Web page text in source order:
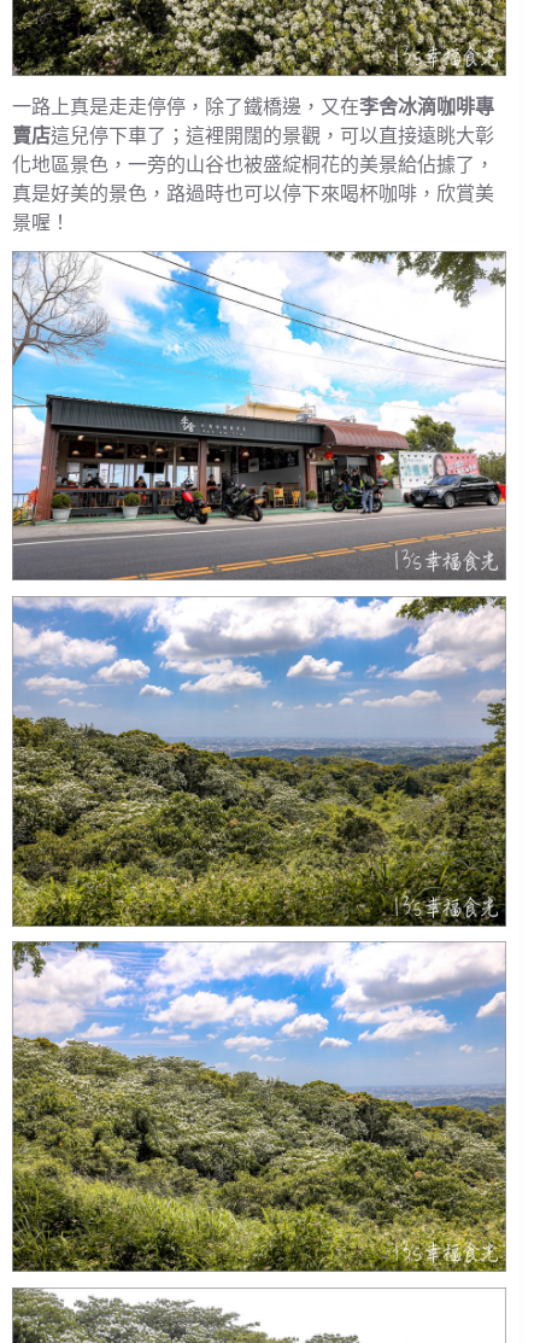
一路上真是走走停停，除了鐵橋邊，又在李舍冰滴咖啡專
賣店這兒停下車了；這裡開闊的景觀，可以直接遠眺大彰
化地區景色，一旁的山谷也被盛綻桐花的美景給佔據了，
真是好美的景色，路過時也可以停下來喝杯咖啡，欣賞美
景喔！